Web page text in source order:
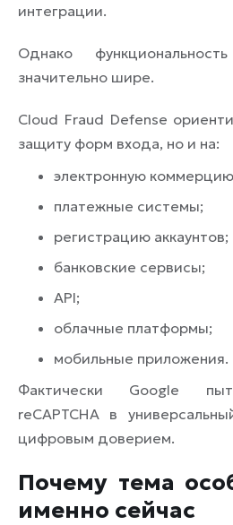
интеграции.
Однако
значительно шире.
Cloud Fraud Defense
защиту форм входа, но и на:
электронную
платежные системы;
регистрацию аккаунтов;
банковские сервисы;
API;
облачные платформы;
мобильные приложения.
Фактически Google
reCAPTCHA в
цифровым доверием.
Почему тема
именно сейчас